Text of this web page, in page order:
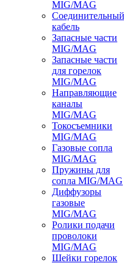
MIG/MAG
Соединительный
кабель
Запасные части
MIG/MAG
Запасные части
для горелок
MIG/MAG
Направляющие
каналы
MIG/MAG
Токосъемники
MIG/MAG
Газовые сопла
MIG/MAG
Пружины для
сопла MIG/MAG
Диффузоры
газовые
MIG/MAG
Ролики подачи
проволоки
MIG/MAG
Шейки горелок